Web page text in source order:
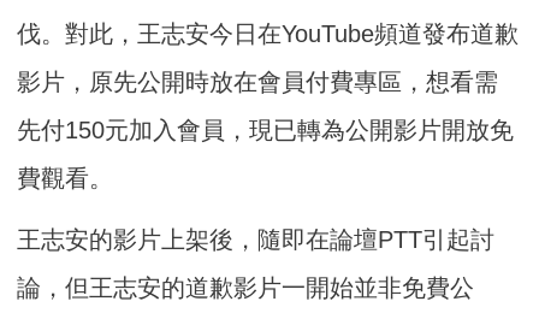
伐。對此，王志安今日在YouTube頻道發布道歉
影片，原先公開時放在會員付費專區，想看需
先付150元加入會員，現已轉為公開影片開放免
費觀看。
王志安的影片上架後，隨即在論壇PTT引起討
論，但王志安的道歉影片一開始並非免費公